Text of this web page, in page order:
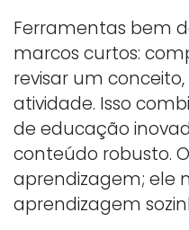
Ferramentas bem
marcos curtos:
revisar um
atividade. Isso
de educação
conteúdo robusto.
aprendizagem; ele
aprendizagem